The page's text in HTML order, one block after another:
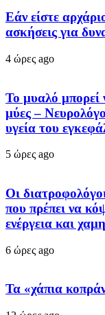
Εάν είστε
ασκήσεις για
4 ώρες ago
Το μυαλό μπορεί
μύες –
υγεία του
5 ώρες ago
Οι
που πρέπει να
ενέργεια και
6 ώρες ago
Τα «χάπια